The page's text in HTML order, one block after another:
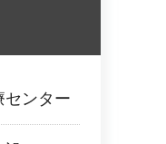
ンター